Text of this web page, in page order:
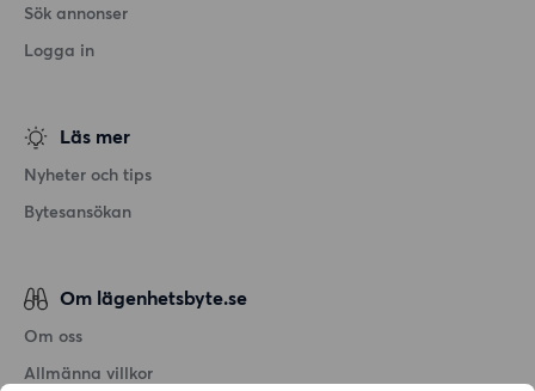
Sök annonser
Logga in
Läs mer
Nyheter och tips
Bytesansökan
Om lägenhetsbyte.se
Om oss
Allmänna villkor